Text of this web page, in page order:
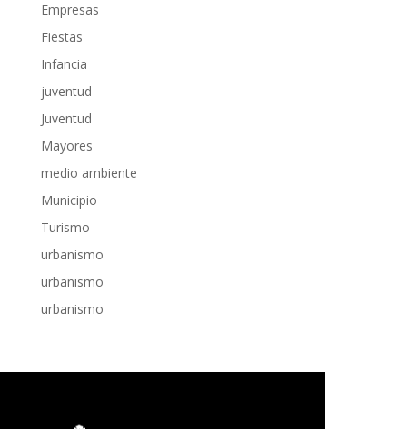
Empresas
Fiestas
Infancia
juventud
Juventud
Mayores
medio ambiente
Municipio
Turismo
urbanismo
urbanismo
urbanismo